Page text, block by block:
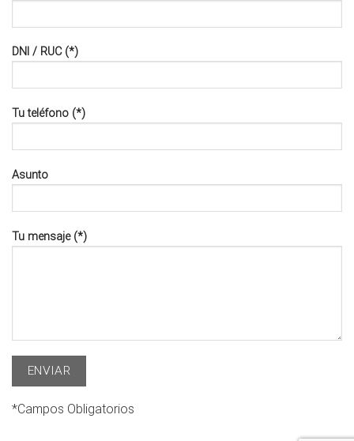
DNI / RUC (*)
Tu teléfono (*)
Asunto
Tu mensaje (*)
*Campos Obligatorios